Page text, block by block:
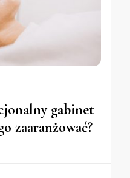
gabinet
zaaranżować?